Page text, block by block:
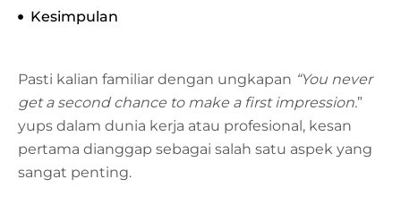
Kesimpulan
Pasti kalian familiar dengan ungkapan “You never
get a second chance to make a first impression.”
yups dalam dunia kerja atau profesional, kesan
pertama dianggap sebagai salah satu aspek yang
sangat penting.